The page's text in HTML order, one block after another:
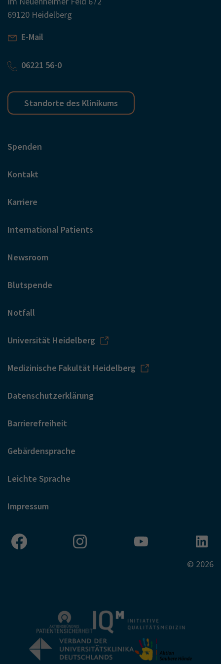
69120 Heidelberg
E-Mail
06221 56-0
Standorte des Klinikums
Spenden
Kontakt
Karriere
International Patients
Newsroom
Blutspende
Notfall
Universität Heidelberg
Medizinische Fakultät Heidelberg
Datenschutzerklärung
Barrierefreiheit
Gebärdensprache
Leichte Sprache
Impressum
© 2026